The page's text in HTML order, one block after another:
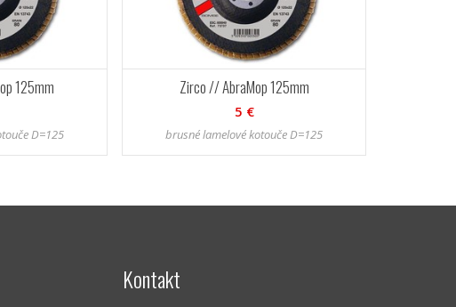
125mm
D=125
Zirco // AbraMop 125mm
5 €
brusné lamelové kotouče D=125
Kontakt